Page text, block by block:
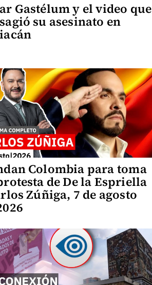
Gastélum y el video que
su asesinato en
Colombia para toma
de De la Espriella
Zúñiga, 7 de agosto